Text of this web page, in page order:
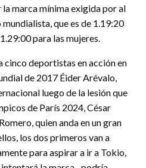
marca mínima exigida por al
que es de 1.19:20
para las mujeres.
cinco deportistas en acción en
de 2017 Éider Arévalo,
luego de la lesión que
de París 2024, César
quien anda en un gran
los dos primeros van a
para aspirar a ir a Tokio,